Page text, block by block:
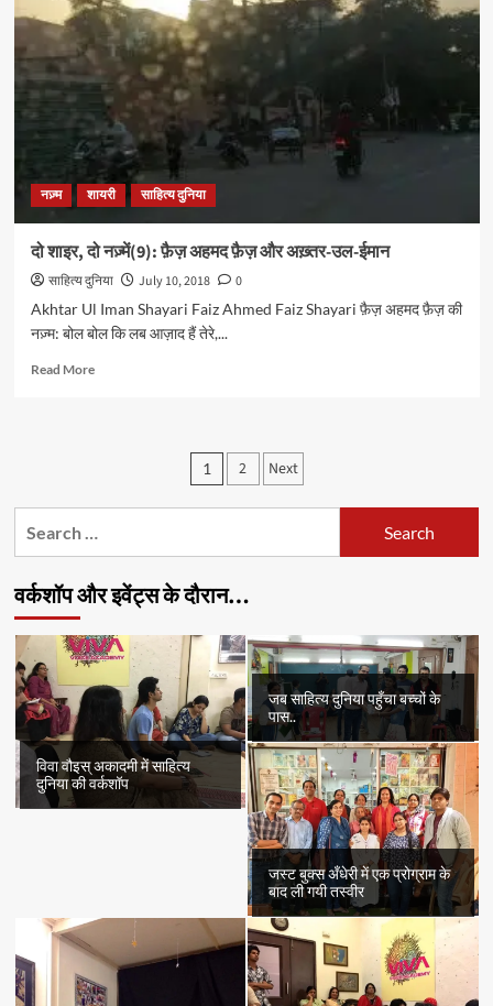
ग़ज़लें
(19):
क़तील
शिफ़ाई
और
दाग़
देहलवी
नज़्म शायरी साहित्य दुनिया
दो शाइर, दो नज़्में(9): फ़ैज़ अहमद फ़ैज़ और अख़्तर-उल-ईमान
साहित्य दुनिया July 10, 2018
0
Akhtar Ul Iman Shayari Faiz Ahmed Faiz Shayari फ़ैज़ अहमद फ़ैज़ की
नज़्म: बोल बोल कि लब आज़ाद हैं तेरे,...
Read MoreRead
फ़ैज़
अहमद
फ़ैज़
अख़्तर-
ईमान
Posts
pagination
1 2 Next
वर्कशॉप और इवेंट्स के दौरान…
विवा वौइस् अकादमी में साहित्य
दुनिया की वर्कशॉप
जब साहित्य दुनिया पहुँचा बच्चों के
पास..
जस्ट बुक्स अँधेरी में एक प्रोग्राम के
बाद ली गयी तस्वीर